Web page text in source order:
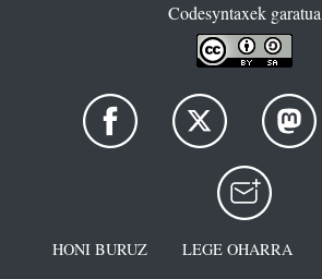
Codesyntaxek garatua
HONI BURUZ LEGE OHARRA